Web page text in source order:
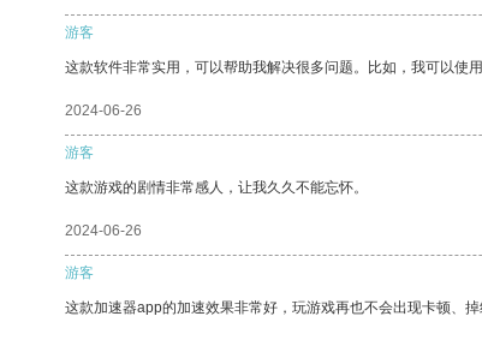
游客
这款软件非常实用，可以帮助我解决很多问题。比如，我可以使
2024-06-26
游客
这款游戏的剧情非常感人，让我久久不能忘怀。
2024-06-26
游客
这款加速器app的加速效果非常好，玩游戏再也不会出现卡顿、